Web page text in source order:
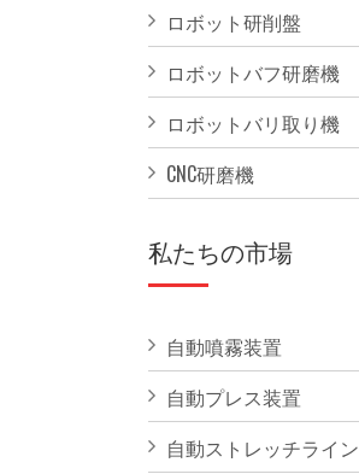
ロボット研削盤
ロボットバフ研磨機
ロボットバリ取り機
CNC研磨機
私たちの市場
自動噴霧装置
自動プレス装置
自動ストレッチライン